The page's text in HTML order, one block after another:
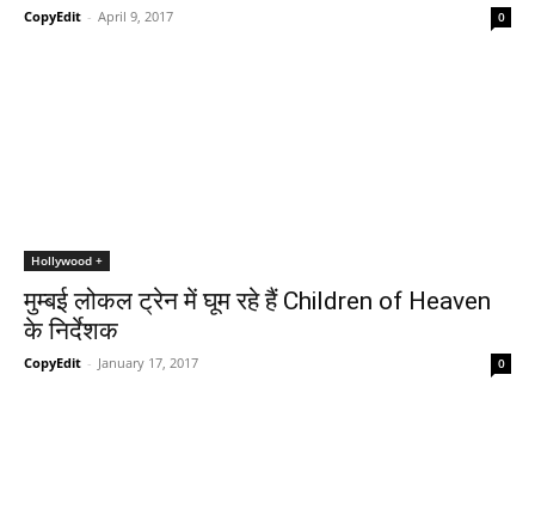
CopyEdit - April 9, 2017 0
Hollywood +
मुम्‍बई लोकल ट्रेन में घूम रहे हैं Children of Heaven
के निर्देशक
CopyEdit - January 17, 2017 0